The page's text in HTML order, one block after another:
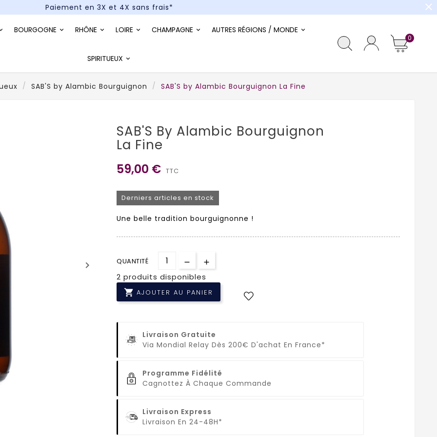
Paiement en 3X et 4X sans frais*
close
BOURGOGNE RHÔNE LOIRE CHAMPAGNE AUTRES RÉGIONS / MONDE
SPIRITUEUX
0
SAB'S by Alambic Bourguignon SAB'S by Alambic Bourguignon La Fine
keyboard_arrow_right
SAB'S By Alambic Bourguignon
La Fine
59,00 € TTC
Derniers articles en stock
Une belle tradition bourguignonne !
QUANTITÉ
2 produits disponibles
 AJOUTER AU PANIER
Livraison Gratuite
Via Mondial Relay Dès 200€ D'achat En France*
Programme Fidélité
Cagnottez À Chaque Commande
Livraison Express
Livraison En 24-48H*